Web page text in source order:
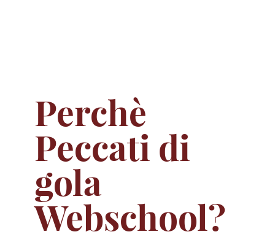
Perchè
Peccati di
gola
Webschool?